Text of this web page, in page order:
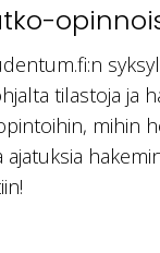
tilastoja ja
mihin